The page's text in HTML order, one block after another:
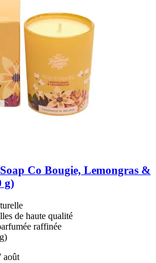
Co Bougie, Lemongras &
g)
de haute qualité
raffinée
août